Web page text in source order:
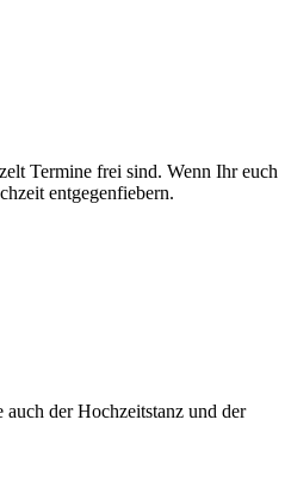
Termine frei sind. Wenn Ihr euch
entgegenfiebern.
der Hochzeitstanz und der